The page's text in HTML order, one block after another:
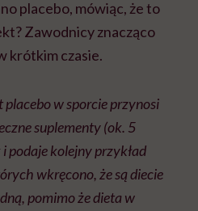
placebo, mówiąc, że to
Zawodnicy znacząco
krótkim czasie.
w sporcie przynosi
suplementy (ok. 5
podaje kolejny przykład
wkręcono, że są diecie
pomimo że dieta w